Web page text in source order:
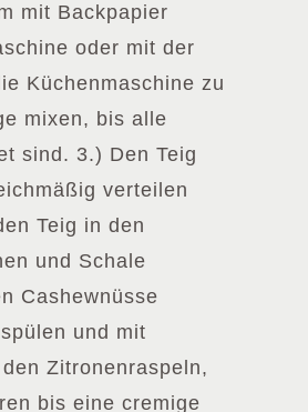
mit Backpapier
oder mit der
Küchenmaschine zu
mixen, bis alle
sind. 3.) Den Teig
verteilen
Teig in den
und Schale
Cashewnüsse
und mit
Zitronenraspeln,
bis eine cremige